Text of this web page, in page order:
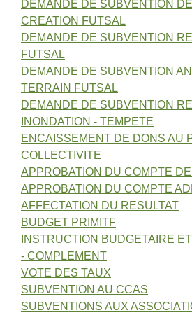
DEMANDE DE SUBVENTION
CREATION FUTSAL
DEMANDE DE SUBVENTION
FUTSAL
DEMANDE DE SUBVENTION
TERRAIN FUTSAL
DEMANDE DE SUBVENTION
INONDATION - TEMPETE
ENCAISSEMENT DE DONS AU
COLLECTIVITE
APPROBATION DU COMPTE
APPROBATION DU COMPTE
AFFECTATION DU RESULTAT
BUDGET PRIMITF
INSTRUCTION BUDGETAIRE
- COMPLEMENT
VOTE DES TAUX
SUBVENTION AU CCAS
SUBVENTIONS AUX